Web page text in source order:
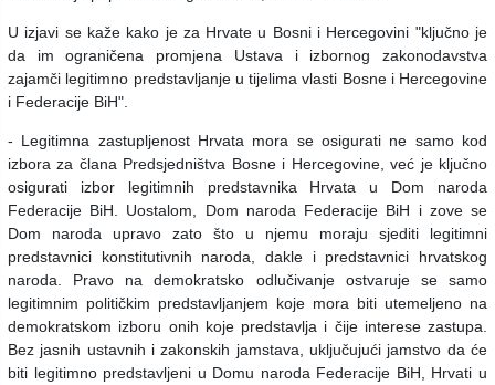
U izjavi se kaže kako je za Hrvate u Bosni i Hercegovini "ključno je
da im ograničena promjena Ustava i izbornog zakonodavstva
zajamči legitimno predstavljanje u tijelima vlasti Bosne i Hercegovine
i Federacije BiH".
- Legitimna zastupljenost Hrvata mora se osigurati ne samo kod
izbora za člana Predsjedništva Bosne i Hercegovine, već je ključno
osigurati izbor legitimnih predstavnika Hrvata u Dom naroda
Federacije BiH. Uostalom, Dom naroda Federacije BiH i zove se
Dom naroda upravo zato što u njemu moraju sjediti legitimni
predstavnici konstitutivnih naroda, dakle i predstavnici hrvatskog
naroda. Pravo na demokratsko odlučivanje ostvaruje se samo
legitimnim političkim predstavljanjem koje mora biti utemeljeno na
demokratskom izboru onih koje predstavlja i čije interese zastupa.
Bez jasnih ustavnih i zakonskih jamstava, uključujući jamstvo da će
biti legitimno predstavljeni u Domu naroda Federacije BiH, Hrvati u